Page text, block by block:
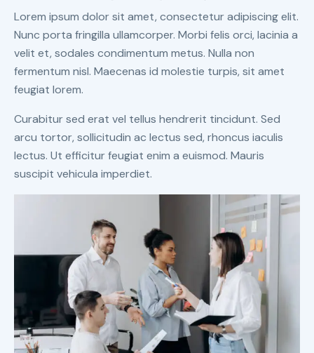
Lorem ipsum dolor sit amet, consectetur adipiscing elit.
Nunc porta fringilla ullamcorper. Morbi felis orci, lacinia a
velit et, sodales condimentum metus. Nulla non
fermentum nisl. Maecenas id molestie turpis, sit amet
feugiat lorem.
Curabitur sed erat vel tellus hendrerit tincidunt. Sed
arcu tortor, sollicitudin ac lectus sed, rhoncus iaculis
lectus. Ut efficitur feugiat enim a euismod. Mauris
suscipit vehicula imperdiet.